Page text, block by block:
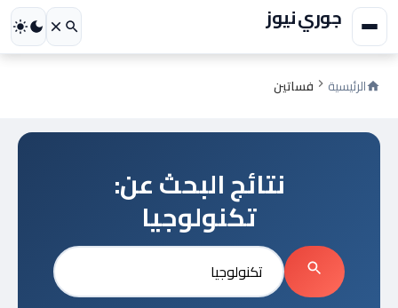
جوري نيوز
الرئيسية فساتين
نتائج البحث عن:
تكنولوجيا
بحث
عن:
بحث